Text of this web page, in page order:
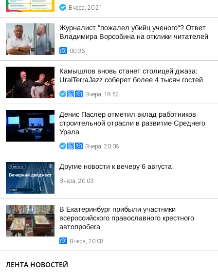
Вчера, 20:21
Журналист "пожалел убийц ученого"? Ответ
Владимира Ворсобина на отклики читателей
00:36
Камышлов вновь станет столицей джаза:
UralTerraJazz соберет более 4 тысяч гостей
Вчера, 18:52
Денис Паслер отметил вклад работников
строительной отрасли в развитие Среднего
Урала
Вчера, 20:08
Другие новости к вечеру 6 августа
Вчера, 20:03
В Екатеринбург прибыли участники
всероссийского православного крестного
автопробега
Вчера, 20:08
ЛЕНТА НОВОСТЕЙ